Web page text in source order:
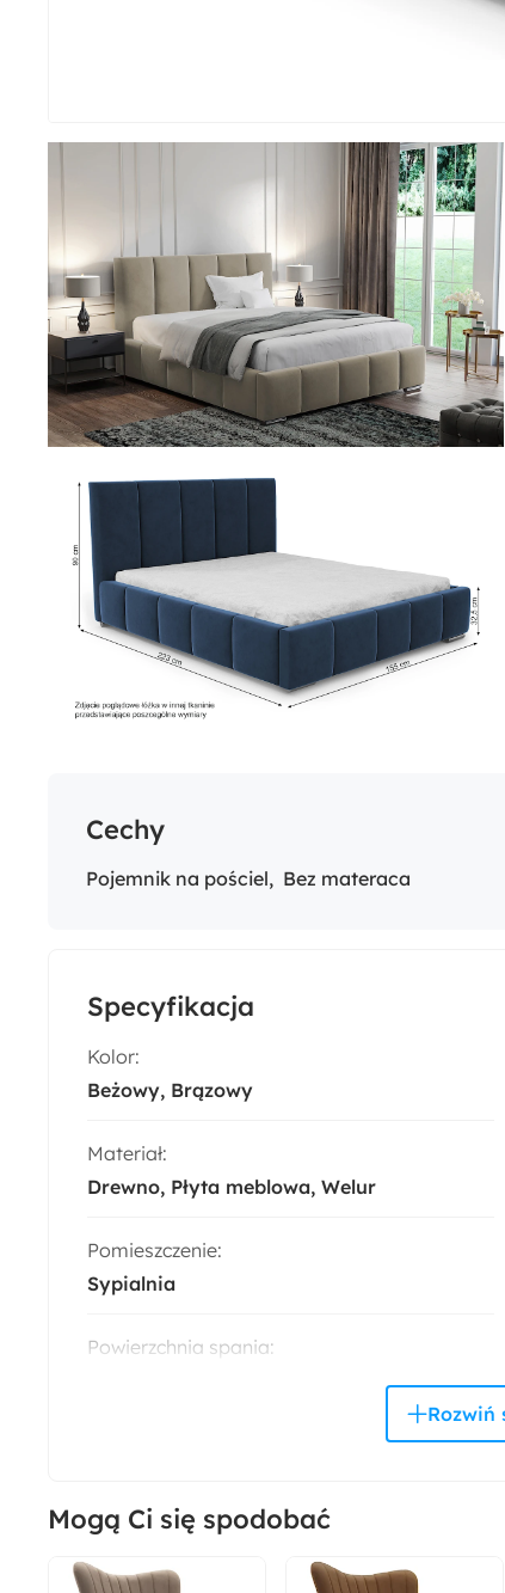
Cechy
Pojemnik na pościel Bez materaca
Specyfikacja
Kolor:
Beżowy Brązowy
Materiał:
Drewno Płyta meblowa Welur
Pomieszczenie:
Sypialnia
Powierzchnia spania:
Rodzaj łóżka:
Podwójne
Mogą Ci się spodobać